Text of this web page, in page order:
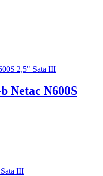
Netac N600S